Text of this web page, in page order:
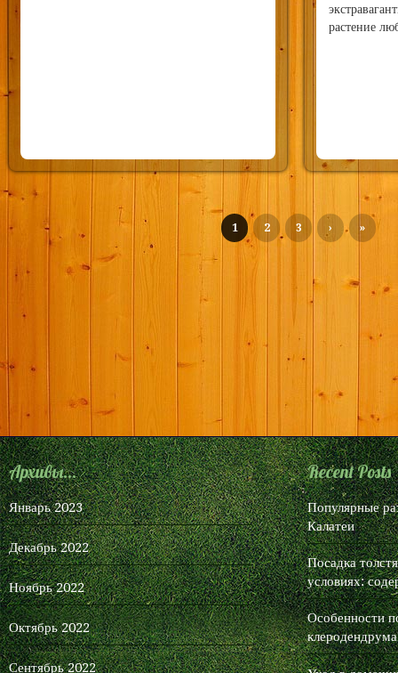
растение
1 2 3 › »
Архивы...
Январь 2023
Декабрь 2022
Ноябрь 2022
Октябрь 2022
Сентябрь 2022
Recent Posts
Популярные
Калатеи
Посадка
условиях:
Особенности